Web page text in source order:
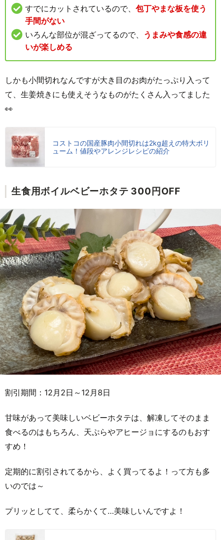
すでにカットされているので、 包丁やまな板を使う
手間がない
いろんな部位が混ざってるので、 うまみや食感の違
いが楽しめる
しかも小間切れなんですが大き目のお肉がたっぷり入って
て、生姜焼きにも使えそうなものがたくさん入ってました
👀
コストコの国産豚肉小間切れは2kg超えの特大ボリ
ューム！値段やアレンジレシピの紹介
生食用ボイルベビーホタテ 300円OFF
割引期間：12月2日～12月8日
甘味があって美味しいベビーホタテは、解凍してそのまま
食べるのはもちろん、天ぷらやアヒージョにするのもおす
すめ！
定期的に割引されてるから、よく買ってるよ！って方も多
いのでは～
プリッとしてて、柔らかくて…美味しいんですよ！